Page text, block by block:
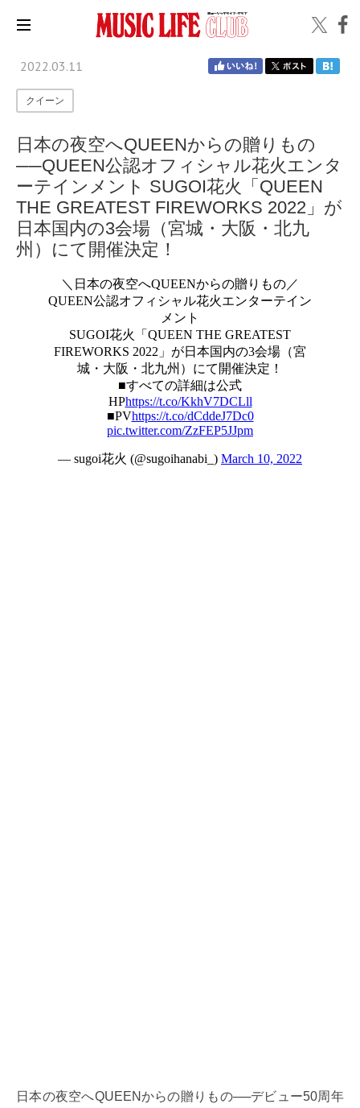
2022.03.11
クイーン
日本の夜空へQUEENからの贈りもの
──QUEEN公認オフィシャル花火エンタ
ーテインメント SUGOI花火「QUEEN
THE GREATEST FIREWORKS 2022」が
日本国内の3会場（宮城・大阪・北九
州）にて開催決定！
日本の夜空へQUEENからの贈りもの──デビュー50周年